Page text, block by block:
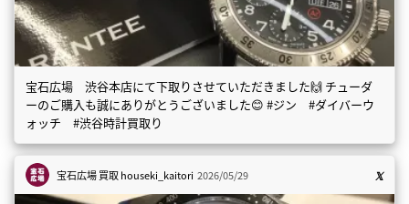
宝石広場 渋谷本店にて下取りさせていただきました🙌 チューダ
ーのご購入も誠にありがとうございました😊 #ジン #ダイバーウ
ォッチ #渋谷時計買取り
宝石広場 買取houseki_kaitori 2026/05/29